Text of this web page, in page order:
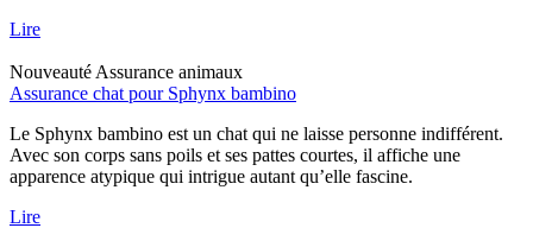
Lire
Nouveauté Assurance animaux
Assurance chat pour Sphynx bambino
Le Sphynx bambino est un chat qui ne laisse personne indifférent.
Avec son corps sans poils et ses pattes courtes, il affiche une
apparence atypique qui intrigue autant qu’elle fascine.
Lire